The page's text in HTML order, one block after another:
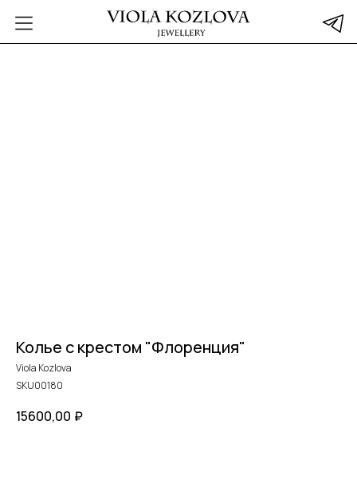
Колье с крестом "Флоренция"
Viola Kozlova
SKU00180
15600,00 ₽